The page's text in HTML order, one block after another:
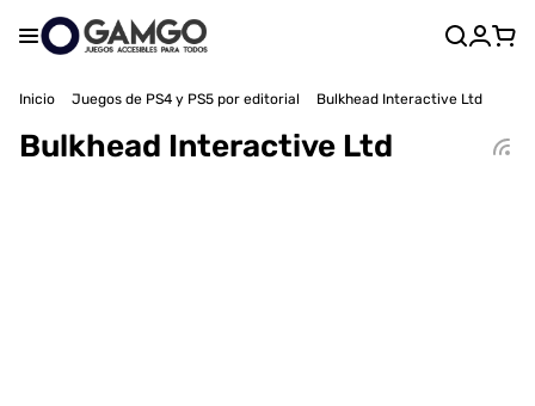
Inicio Juegos de PS4 y PS5 por editorial Bulkhead Interactive Ltd
Bulkhead Interactive Ltd